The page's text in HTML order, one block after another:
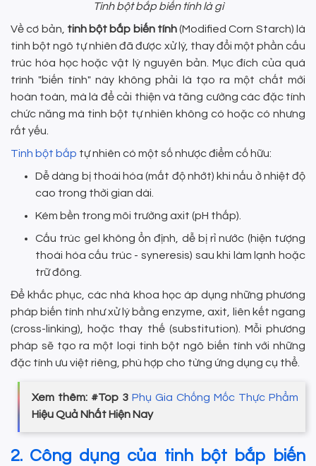
Tinh bột bắp biến tính là gì
Về cơ bản, tinh bột bắp biến tính(Modified Corn Starch) là
tinh bột ngô tự nhiên đã được xử lý, thay đổi một phần cấu
trúc hóa học hoặc vật lý nguyên bản. Mục đích của quá
trình "biến tính" này không phải là tạo ra một chất mới
hoàn toàn, mà là để cải thiện và tăng cường các đặc tính
chức năng mà tinh bột tự nhiên không có hoặc có nhưng
rất yếu.
Tinh bột bắp tự nhiên có một số nhược điểm cố hữu:
Dễ dàng bị thoái hóa (mất độ nhớt) khi nấu ở nhiệt độ
cao trong thời gian dài.
Kém bền trong môi trường axit (pH thấp).
Cấu trúc gel không ổn định, dễ bị rỉ nước (hiện tượng
thoái hóa cấu trúc - syneresis) sau khi làm lạnh hoặc
trữ đông.
Để khắc phục, các nhà khoa học áp dụng những phương
pháp biến tính như xử lý bằng enzyme, axit, liên kết ngang
(cross-linking), hoặc thay thế (substitution). Mỗi phương
pháp sẽ tạo ra một loại tinh bột ngô biến tính với những
đặc tính ưu việt riêng, phù hợp cho từng ứng dụng cụ thể.
Xem thêm: #Top 3 Phụ Gia Chống Mốc Thực Phẩm
Hiệu Quả Nhất Hiện Nay
2. Công dụng của tinh bột bắp biến